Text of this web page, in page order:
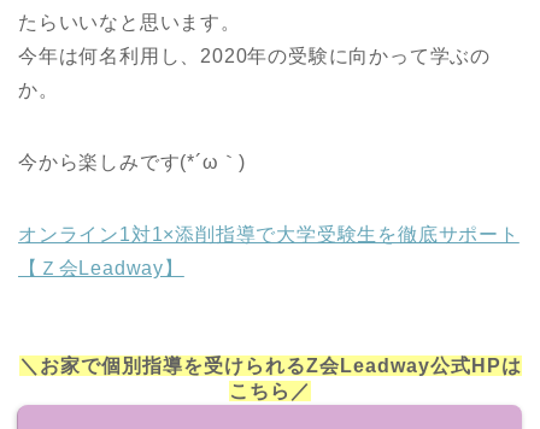
たらいいなと思います。
今年は何名利用し、2020年の受験に向かって学ぶの
か。
今から楽しみです(*´ω｀)
オンライン1対1×添削指導で大学受験生を徹底サポート
【Ｚ会Leadway】
＼お家で個別指導を受けられるZ会Leadway公式HPは
こちら／